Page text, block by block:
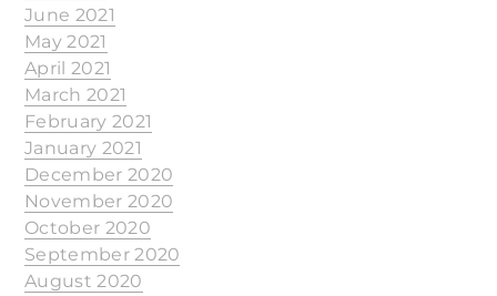
June 2021
May 2021
April 2021
March 2021
February 2021
January 2021
December 2020
November 2020
October 2020
September 2020
August 2020